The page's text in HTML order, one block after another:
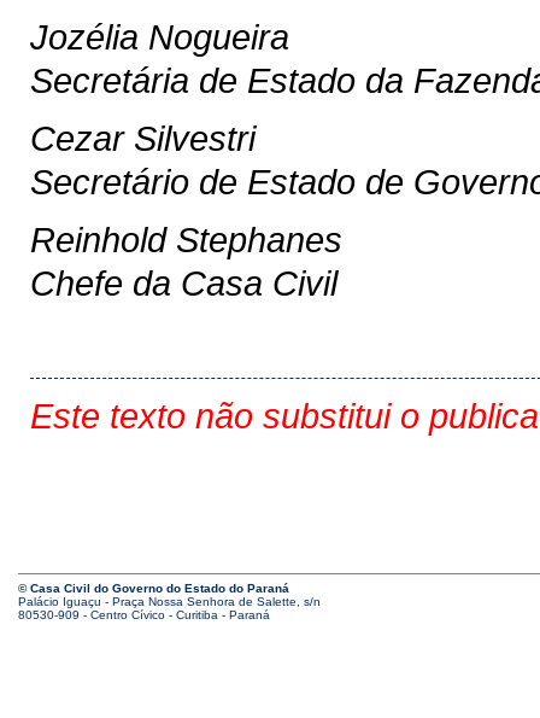
Jozélia Nogueira
Secretária de Estado da
Cezar Silvestri
Secretário de Estado de
Reinhold Stephanes
Chefe da Casa Civil
Este texto não substitui o
© Casa Civil do Governo do Estado do Paraná
Palácio Iguaçu - Praça Nossa Senhora de Salette, s/n
80530-909 - Centro Cívico - Curitiba - Paraná